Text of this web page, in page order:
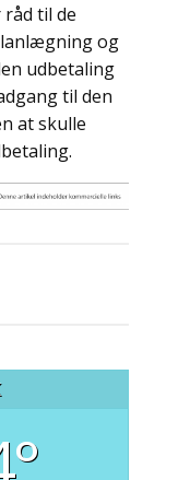
til de
og
udbetaling
til den
at skulle